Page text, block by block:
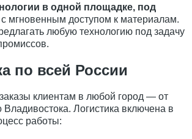
в одной площадке, под
с мгновенным доступом к материалам.
любую технологию под задачу
по всей России
клиентам в любой город — от
Владивостока. Логистика включена в
работы: